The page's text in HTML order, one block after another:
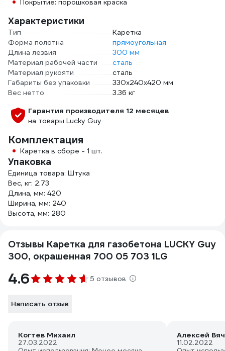
Покрытие: порошковая краска
Характеристики
Тип
Каретка
Форма полотна
прямоугольная
Длина лезвия
300 мм
Материал рабочей части
сталь
Материал рукояти
сталь
Габариты без упаковки
330x240x420 мм
Вес нетто
3.36 кг
Гарантия производителя 12 месяцев
на товары Lucky Guy
Комплектация
Каретка в сборе - 1 шт.
Упаковка
Единица товара: Штука
Вес, кг: 2.73
Длина, мм: 420
Ширина, мм: 240
Высота, мм: 280
Отзывы Каретка для газобетона LUCKY Guy
300, окрашенная 700 05 703 1LG
4.6 5 отзывов
Написать отзыв
Когтев Михаил
27.03.2022
Алексей
11.02.2022